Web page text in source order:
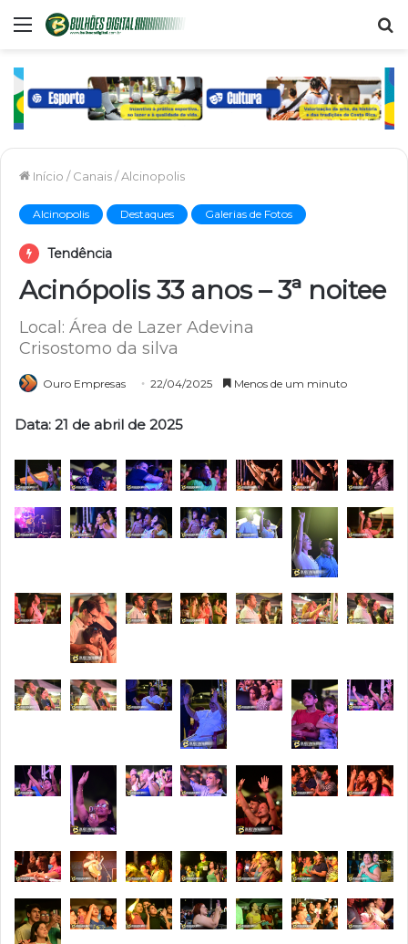
Menu
Início / Canais/Alcinopolis
Alcinopolis Destaques Galerias de Fotos
Tendência
Acinópolis 33 anos – 3ª noitee
Local: Área de Lazer Adevina
Crisostomo da silva
Ouro Empresas 22/04/2025 Menos de um minuto
Data: 21 de abril de 2025